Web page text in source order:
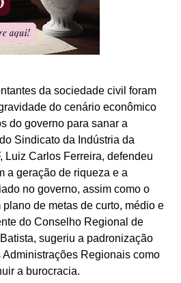
da sociedade civil foram
do cenário econômico
do governo para sanar a
Sindicato da Indústria da
Luiz Carlos Ferreira, defendeu
a geração de riqueza e a
no governo, assim como o
de metas de curto, médio e
do Conselho Regional de
sugeriu a padronização
Regionais como
a burocracia.